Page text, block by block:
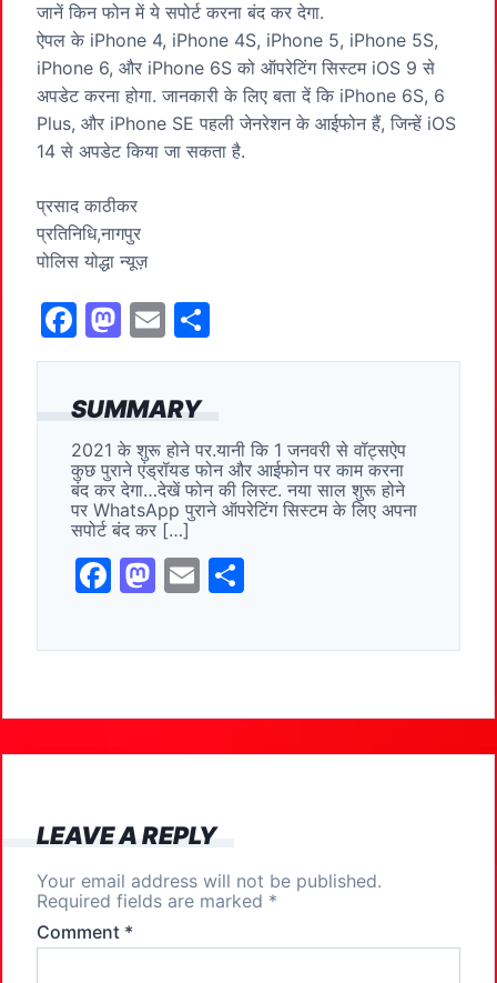
SUMMARY
2021 के शुरू होने पर.यानी कि 1 जनवरी से वॉट्सऐप
कुछ पुराने एंड्रॉयड फोन और आईफोन पर काम करना
बंद कर देगा…देखें फोन की लिस्ट. नया साल शुरू होने
पर WhatsApp पुराने ऑपरेटिंग सिस्टम के लिए अपना
सपोर्ट बंद कर […]
F
c
b
o
k
M
st
d
o
E
ai ar
जानें किन फोन में ये सपोर्ट करना बंद कर देगा.
ऐपल के iPhone 4, iPhone 4S, iPhone 5, iPhone 5S,
iPhone 6, और iPhone 6S को ऑपरेटिंग सिस्टम iOS 9 से
अपडेट करना होगा. जानकारी के लिए बता दें कि iPhone 6S, 6
Plus, और iPhone SE पहली जेनरेशन के आईफोन हैं, जिन्हें iOS
14 से अपडेट किया जा सकता है.
प्रसाद काठीकर
प्रतिनिधि,नागपुर
पोलिस योद्धा न्यूज़
F
a
c
e
b
o
o
k
M
a
st
o
d
o
n
E
m
ai
l
h
LEAVE A REPLY
Your email address will not be published.
Required fields are marked *
Comment *